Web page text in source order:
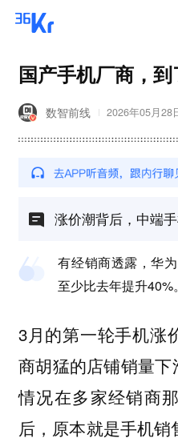
国产手机厂商，
数智前线 2026年05月28
涨价潮背后，中端手
有经销商透露，华
至少比去年提升40%。
3月的第一轮手机涨
商胡猛的店铺销量
情况在多家经销商
后，原本就是手机